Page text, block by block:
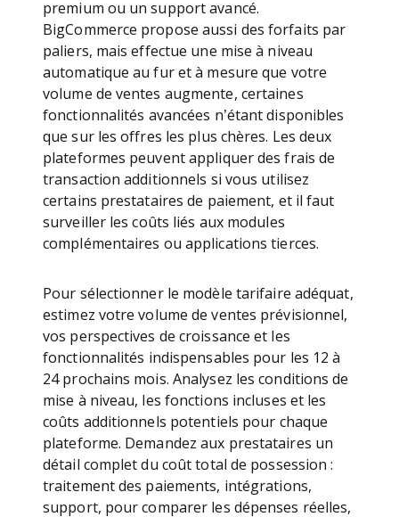
premium ou un support avancé.
BigCommerce propose aussi des forfaits par
paliers, mais effectue une mise à niveau
automatique au fur et à mesure que votre
volume de ventes augmente, certaines
fonctionnalités avancées n’étant disponibles
que sur les offres les plus chères. Les deux
plateformes peuvent appliquer des frais de
transaction additionnels si vous utilisez
certains prestataires de paiement, et il faut
surveiller les coûts liés aux modules
complémentaires ou applications tierces.
Pour sélectionner le modèle tarifaire adéquat,
estimez votre volume de ventes prévisionnel,
vos perspectives de croissance et les
fonctionnalités indispensables pour les 12 à
24 prochains mois. Analysez les conditions de
mise à niveau, les fonctions incluses et les
coûts additionnels potentiels pour chaque
plateforme. Demandez aux prestataires un
détail complet du coût total de possession :
traitement des paiements, intégrations,
support, pour comparer les dépenses réelles,